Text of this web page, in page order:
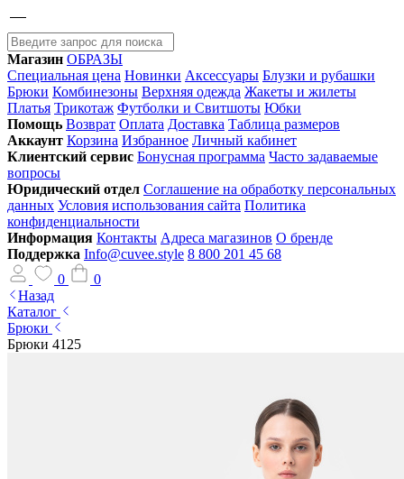
Магазин ОБРАЗЫ
Специальная цена Новинки Аксессуары Блузки и рубашки
Брюки Комбинезоны Верхняя одежда Жакеты и жилеты
Платья Трикотаж Футболки и Свитшоты Юбки
Помощь Возврат Оплата Доставка Таблица размеров
Аккаунт Корзина Избранное Личный кабинет
Клиентский сервис Бонусная программа Часто задаваемые
вопросы
Юридический отдел Соглашение на обработку персональных
данных Условия использования сайта Политика
конфиденциальности
Информация Контакты Адреса магазинов О бренде
Поддержка Info@cuvee.style 8 800 201 45 68
0
0
Назад
Каталог
Брюки
Брюки 4125